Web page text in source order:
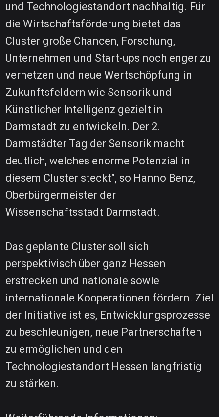
und Technologiestandort nachhaltig. Für
die Wirtschaftsförderung bietet das
Cluster große Chancen, Forschung,
Unternehmen und Start-ups noch enger zu
vernetzen und neue Wertschöpfung in
Zukunftsfeldern wie Sensorik und
Künstlicher Intelligenz gezielt in
Darmstadt zu entwickeln. Der 2.
Darmstädter Tag der Sensorik macht
deutlich, welches enorme Potenzial in
diesem Cluster steckt", so Hanno Benz,
Oberbürgermeister der
Wissenschaftsstadt Darmstadt.
Das geplante Cluster soll sich
perspektivisch über ganz Hessen
erstrecken und nationale sowie
internationale Kooperationen fördern. Ziel
der Initiative ist es, Entwicklungsprozesse
zu beschleunigen, neue Partnerschaften
zu ermöglichen und den
Technologiestandort Hessen langfristig
zu stärken.